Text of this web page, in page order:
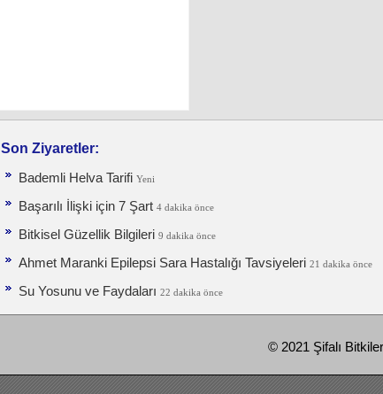
Son Ziyaretler:
Bademli Helva Tarifi Yeni
Başarılı İlişki için 7 Şart 4 dakika önce
Bitkisel Güzellik Bilgileri 9 dakika önce
Ahmet Maranki Epilepsi Sara Hastalığı Tavsiyeleri 21 dakika önce
Su Yosunu ve Faydaları 22 dakika önce
© 2021 Şifalı